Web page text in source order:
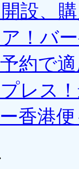
設、
！バ
約で
レス
香港